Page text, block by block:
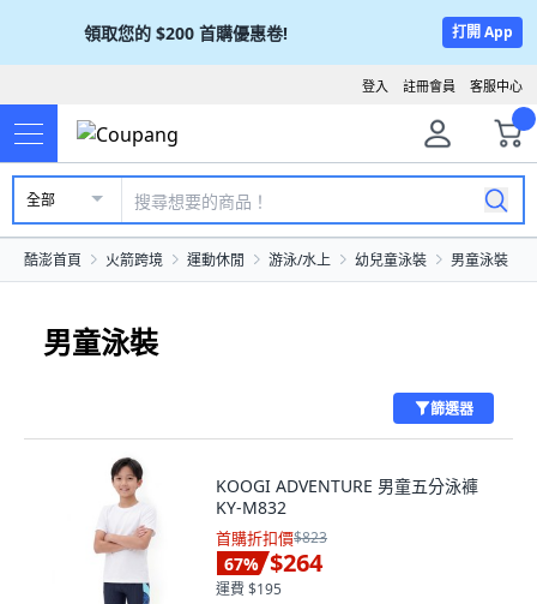
領取您的 $200 首購優惠卷! 打開 App
客服中心
註冊會員
登入
全部
酷澎首頁 火箭跨境 運動休閒 游泳/水上 幼兒童泳裝 男童泳裝
男童泳裝
篩選器
KOOGI ADVENTURE 男童五分泳褲
KY-M832
首購折扣價$823
67% $264
運費 $195